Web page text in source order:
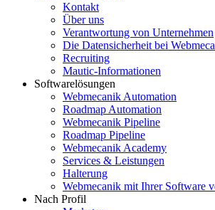
Kontakt
Über uns
Verantwortung von Unternehmen
Die Datensicherheit bei
Recruiting
Mautic-Informationen
Softwarelösungen
Webmecanik Automation
Roadmap Automation
Webmecanik Pipeline
Roadmap Pipeline
Webmecanik Academy
Services & Leistungen
Halterung
Webmecanik mit Ihrer Software
Nach Profil